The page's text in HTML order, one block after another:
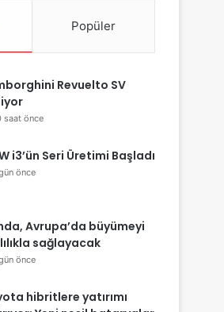
Popüler
Revuelto SV
saat önce
i3’ün Seri Üretimi Başladı
önce
Avrupa’da büyümeyi
sağlayacak
önce
hibritlere yatırımı